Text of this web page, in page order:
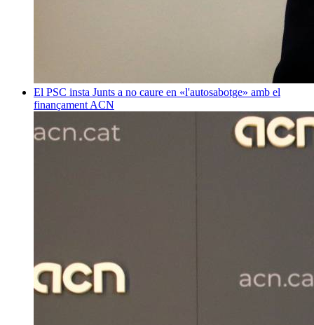
El PSC insta Junts a no caure en «l'autosabotge» amb el
finançament ACN